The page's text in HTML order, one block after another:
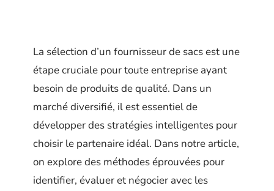
La sélection d’un fournisseur de sacs est une
étape cruciale pour toute entreprise ayant
besoin de produits de qualité. Dans un
marché diversifié, il est essentiel de
développer des stratégies intelligentes pour
choisir le partenaire idéal. Dans notre article,
on explore des méthodes éprouvées pour
identifier, évaluer et négocier avec les